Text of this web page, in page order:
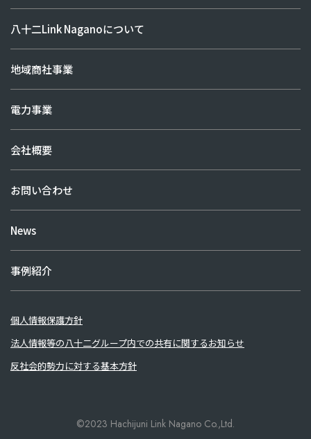
八十二Link Naganoについて
地域商社事業
電力事業
会社概要
お問い合わせ
News
事例紹介
個人情報保護方針
法人情報等の八十二グループ内での共有に関するお知らせ
反社会的勢力に対する基本方針
©2023 Hachijuni Link Nagano Co.,Ltd.